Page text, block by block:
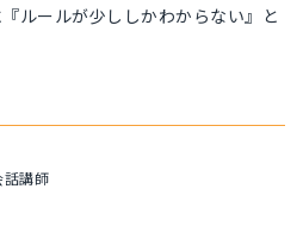
ルールが少ししかわからない』と
話講師